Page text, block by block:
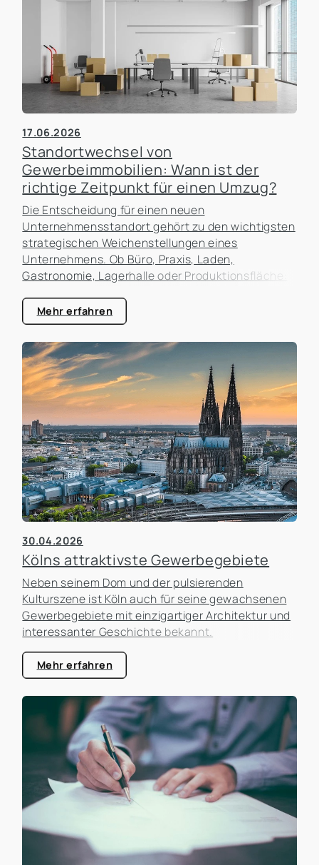
17.06.2026
Standortwechsel von
Gewerbeimmobilien: Wann ist der
richtige Zeitpunkt für einen Umzug?
Die Entscheidung für einen neuen
Unternehmensstandort gehört zu den wichtigsten
strategischen Weichenstellungen eines
Unternehmens. Ob Büro, Praxis, Laden,
Gastronomie, Lagerhalle oder Produktionsfläche:
Kosten, sondern auch die Erreichbarkeit für
Kunden, die Attraktivität als Arbeitgeber und die
zukünftigen Entwicklungsmöglichkeiten des
Unternehmens. In der Praxis erleben wir häufig,
dass Unternehmen zu lange an einem Standort
festhalten, obwohl sich die Rahmenbedingungen
längst verändert haben. Gleichzeitig werden
Umzüge manchmal überstürzt geplant, ohne die
tatsächlichen Auswirkungen ausreichend zu
analysieren.
Mehr erfahren
30.04.2026
Kölns attraktivste Gewerbegebiete
Neben seinem Dom und der pulsierenden
Kulturszene ist Köln auch für seine gewachsenen
Gewerbegebiete mit einzigartiger Architektur und
interessanter Geschichte bekannt.
Mehr erfahren